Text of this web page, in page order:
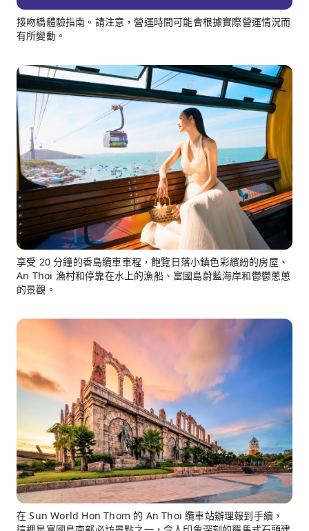
接吻橋體驗指南。請注意，營運時間可能會根據實際營運情況而
有所變動。
享受 20 分鐘的香島纜車車程，飽覽日落小鎮色彩繽紛的房屋、
An Thoi 漁村和停靠在水上的漁船、富國島蔚藍海岸和鬱鬱蔥蔥
的景觀。
在 Sun World Hon Thom 的 An Thoi 纜車站辦理報到手續，